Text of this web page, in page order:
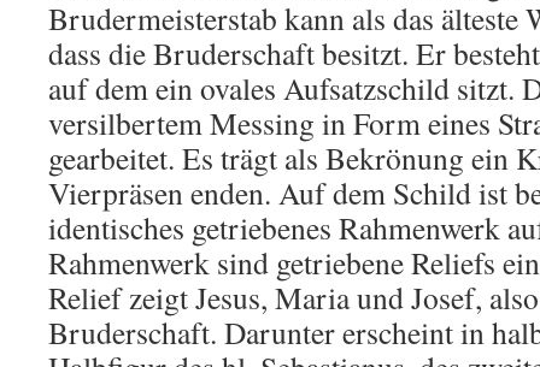
Brudermeisterstab kann als das älteste
dass die Bruderschaft besitzt. Er
auf dem ein ovales Aufsatzschild sitzt.
versilbertem Messing in Form eines
gearbeitet. Es trägt als Bekrönung ein
Vierpräsen enden. Auf dem Schild ist
identisches getriebenes Rahmenwerk
Rahmenwerk sind getriebene Reliefs
Relief zeigt Jesus, Maria und Josef,
Bruderschaft. Darunter erscheint in